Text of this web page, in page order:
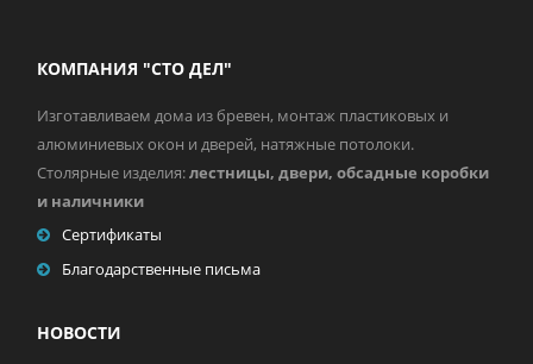
КОМПАНИЯ "СТО ДЕЛ"
Изготавливаем дома из бревен, монтаж пластиковых и
алюминиевых окон и дверей, натяжные потолоки.
Столярные изделия:лестницы, двери, обсадные коробки
и наличники
Сертификаты
Благодарственные письма
НОВОСТИ